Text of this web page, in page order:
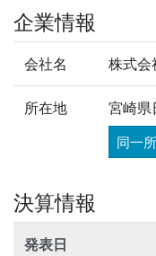
企業情報
会社名 株式会
所在地 宮崎県
同一
決算情報
発表日